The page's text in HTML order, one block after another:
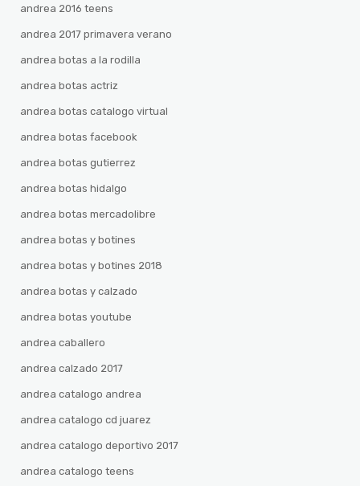
andrea 2016 teens
andrea 2017 primavera verano
andrea botas a la rodilla
andrea botas actriz
andrea botas catalogo virtual
andrea botas facebook
andrea botas gutierrez
andrea botas hidalgo
andrea botas mercadolibre
andrea botas y botines
andrea botas y botines 2018
andrea botas y calzado
andrea botas youtube
andrea caballero
andrea calzado 2017
andrea catalogo andrea
andrea catalogo cd juarez
andrea catalogo deportivo 2017
andrea catalogo teens